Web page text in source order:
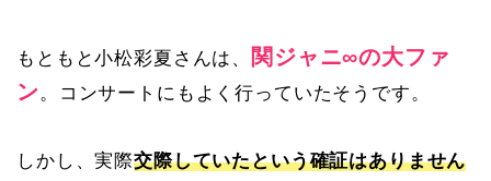
もともと小松彩夏さんは、
関ジャニ∞の大ファ
ン 。コンサートにもよく行っていたそうです。
しかし、実際交際していたという確証はありません